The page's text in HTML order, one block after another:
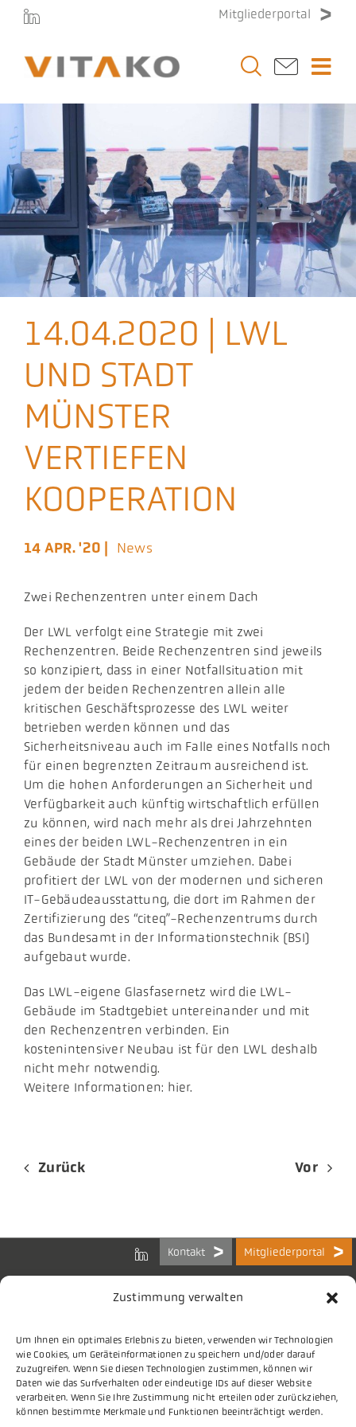
Zustimmung verwalten
Um Ihnen ein optimales Erlebnis zu bieten, verwenden wir Technologien
wie Cookies, um Geräteinformationen zu speichern und/oder darauf
zuzugreifen. Wenn Sie diesen Technologien zustimmen, können wir
Daten wie das Surfverhalten oder eindeutige IDs auf dieser Website
verarbeiten. Wenn Sie Ihre Zustimmung nicht erteilen oder zurückziehen,
können bestimmte Merkmale und Funktionen beeinträchtigt werden.
Zum
springen
Mitgliederportal
Vitako
Themen
Stellenmarkt
Veranstaltungen
Presse
Aktuelles
Podcast
14.04.2020 | LWL
UND STADT
MÜNSTER
VERTIEFEN
KOOPERATION
14 APR. '20 | News
Zwei Rechenzentren unter einem Dach
Der LWL verfolgt eine Strategie mit zwei
Rechenzentren. Beide Rechenzentren sind jeweils
so konzipiert, dass in einer Notfallsituation mit
jedem der beiden Rechenzentren allein alle
kritischen Geschäftsprozesse des LWL weiter
betrieben werden können und das
Sicherheitsniveau auch im Falle eines Notfalls noch
für einen begrenzten Zeitraum ausreichend ist.
Um die hohen Anforderungen an Sicherheit und
Verfügbarkeit auch künftig wirtschaftlich erfüllen
zu können, wird nach mehr als drei Jahrzehnten
eines der beiden LWL-Rechenzentren in ein
Gebäude der Stadt Münster umziehen. Dabei
profitiert der LWL von der modernen und sicheren
IT-Gebäudeausstattung, die dort im Rahmen der
Zertifizierung des “citeq”-Rechenzentrums durch
das Bundesamt in der Informationstechnik (BSI)
aufgebaut wurde.
​Das LWL-eigene Glasfasernetz wird die LWL-
Gebäude im Stadtgebiet untereinander und mit
den Rechenzentren verbinden. Ein
kostenintensiver Neubau ist für den LWL deshalb
nicht mehr notwendig.
Weitere Informationen: hier.
Zurück Vor
Kontakt Mitgliederportal
Bundes-Arbeitsgemeinschaft
der Kommunalen IT-Dienstleister e.V.
Charlottenstraße 65
10117 Berlin